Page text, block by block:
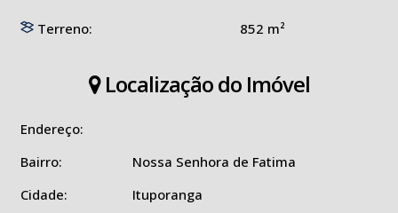
🛁 01 banheiro social
🛋️ Sala de estar
✨ Sobrado nos Fundos – 83,84m²:
🎉 Área de festas
🚗 Garagem
🍽️ Cozinha
Terreno: 852 m²
Localização do Imóvel
Endereço:
Bairro:
Nossa Senhora de Fatima
Cidade:
Ituporanga